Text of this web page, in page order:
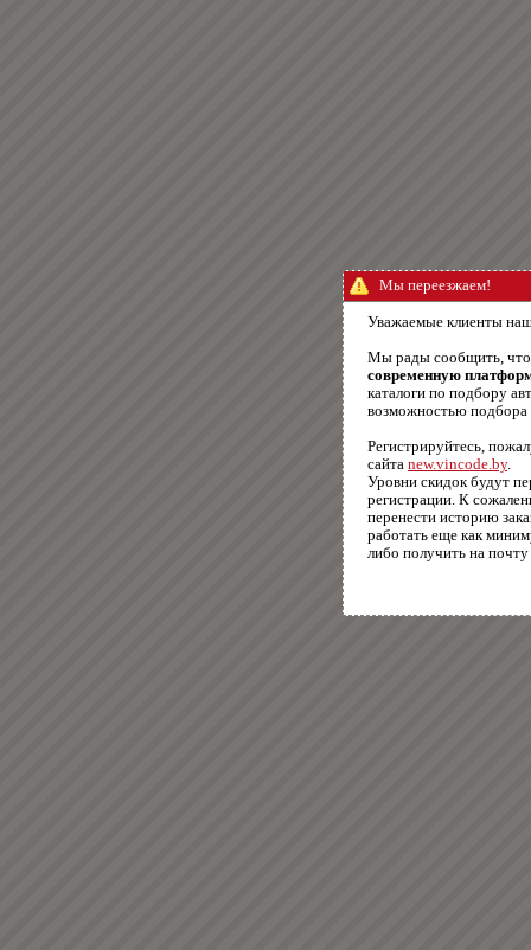
Мы переезжаем!
Уважаемые клиенты
Мы рады сообщить,
современную
каталоги по подбору
возможностью подбора
Регистрируйтесь,
сайта new.vincode.by.
Уровни скидок будут
регистрации. К
перенести историю
работать еще как
либо получить на